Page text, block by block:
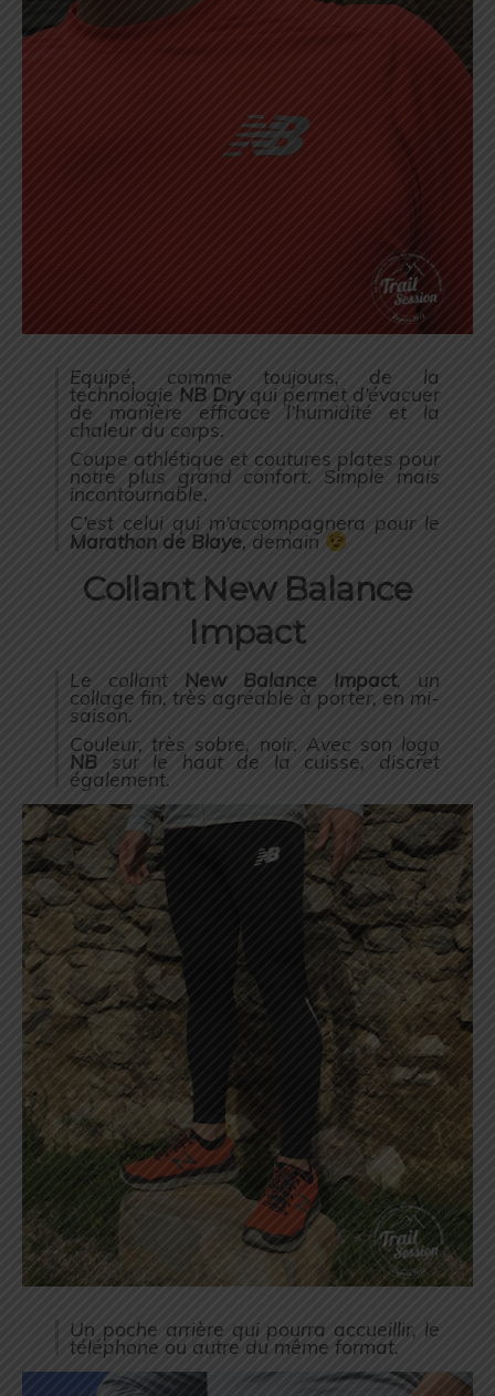
Equipé, comme toujours, de la
technologie NB Dryqui permet d’évacuer
de manière efficace l’humidité et la
chaleur du corps.
Coupe athlétique et coutures plates pour
notre plus grand confort. Simple mais
incontournable.
C’est celui qui m’accompagnera pour le
Marathon de Blaye, demain
Collant New Balance
Impact
Le collant New Balance Impact, un
collage fin, très agréable à porter, en mi-
saison.
Couleur, très sobre, noir. Avec son logo
NB sur le haut de la cuisse, discret
également.
Un poche arrière qui pourra accueillir, le
téléphone ou autre du même format.